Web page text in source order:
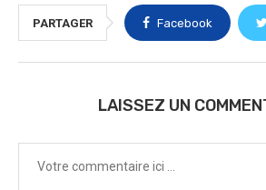
PARTAGER Facebook
LAISSEZ UN